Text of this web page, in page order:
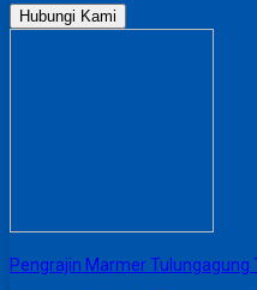
Hubungi Kami
Pengrajin Marmer